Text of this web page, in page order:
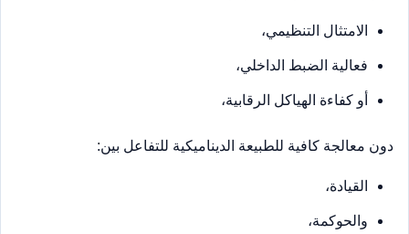
الامتثال التنظيمي،
فعالية الضبط الداخلي،
أو كفاءة الهياكل الرقابية،
دون معالجة كافية للطبيعة الديناميكية للتفاعل بين:
القيادة،
والحوكمة،